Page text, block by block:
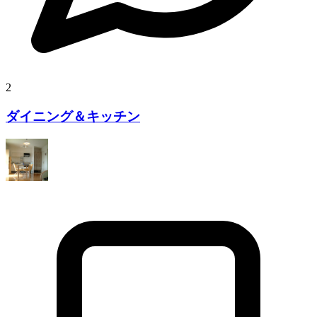
2
ダイニング＆キッチン